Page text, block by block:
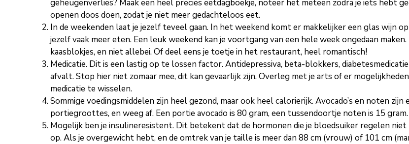
geheugenverlies? Maak een heel precies eetdagboekje, noteer het meteen zodra je iets hebt
openen doos doen, zodat je niet meer gedachteloos eet.
In de weekenden laat je jezelf teveel gaan. In het weekend komt er makkelijker een glas wijn
jezelf vaak meer eten. Een leuk weekend kan je voortgang van een hele week ongedaan
kaasblokjes, en niet allebei. Of deel eens je toetje in het restaurant, heel romantisch!
Medicatie. Dit is een lastig op te lossen factor. Antidepressiva, beta-blokkers,
afvalt. Stop hier niet zomaar mee, dit kan gevaarlijk zijn. Overleg met je arts of er
medicatie te wisselen.
Sommige voedingsmiddelen zijn heel gezond, maar ook heel calorierijk. Avocado’s en noten
portiegroottes, en weeg af. Een portie avocado is 80 gram, een tussendoortje noten is 15 gram.
Mogelijk ben je insulineresistent. Dit betekent dat de hormonen die je bloedsuiker regelen
op. Als je overgewicht hebt, en de omtrek van je taille is meer dan 88 cm (vrouw) of 101 cm